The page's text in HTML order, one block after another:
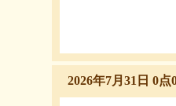
2026年7月31日 0